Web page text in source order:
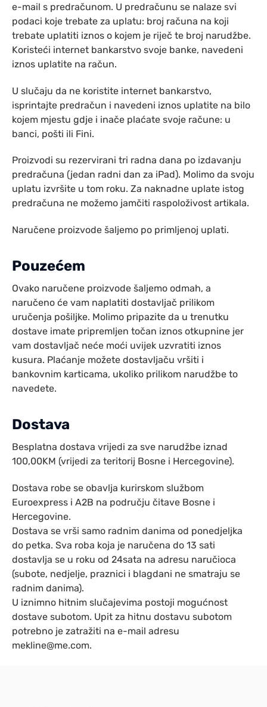
e-mail s predračunom. U predračunu se nalaze svi
podaci koje trebate za uplatu: broj računa na koji
trebate uplatiti iznos o kojem je riječ te broj narudžbe.
Koristeći internet bankarstvo svoje banke, navedeni
iznos uplatite na račun.
U slučaju da ne koristite internet bankarstvo,
isprintajte predračun i navedeni iznos uplatite na bilo
kojem mjestu gdje i inače plaćate svoje račune: u
banci, pošti ili Fini.
Proizvodi su rezervirani tri radna dana po izdavanju
predračuna (jedan radni dan za iPad). Molimo da svoju
uplatu izvršite u tom roku. Za naknadne uplate istog
predračuna ne možemo jamčiti raspoloživost artikala.
Naručene proizvode šaljemo po primljenoj uplati.
Pouzećem
Ovako naručene proizvode šaljemo odmah, a
naručeno će vam naplatiti dostavljač prilikom
uručenja pošiljke. Molimo pripazite da u trenutku
dostave imate pripremljen točan iznos otkupnine jer
vam dostavljač neće moći uvijek uzvratiti iznos
kusura. Plaćanje možete dostavljaču vršiti i
bankovnim karticama, ukoliko prilikom narudžbe to
navedete.
Dostava
Besplatna dostava vrijedi za sve narudžbe iznad
100,00KM (vrijedi za teritorij Bosne i Hercegovine).
Dostava robe se obavlja kurirskom službom
Euroexpress i A2B na području čitave Bosne i
Hercegovine.
Dostava se vrši samo radnim danima od ponedjeljka
do petka. Sva roba koja je naručena do 13 sati
dostavlja se u roku od 24sata na adresu naručioca
(subote, nedjelje, praznici i blagdani ne smatraju se
radnim danima).
U iznimno hitnim slučajevima postoji mogućnost
dostave subotom. Upit za hitnu dostavu subotom
potrebno je zatražiti na e-mail adresu
mekline@me.com.